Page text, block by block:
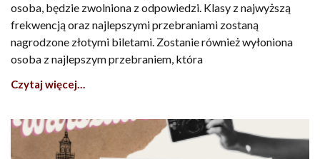
osoba, będzie zwolniona z odpowiedzi. Klasy z najwyższą
frekwencją oraz najlepszymi przebraniami zostaną
nagrodzone złotymi biletami. Zostanie również wyłoniona
osoba z najlepszym przebraniem, która
Czytaj więcej…